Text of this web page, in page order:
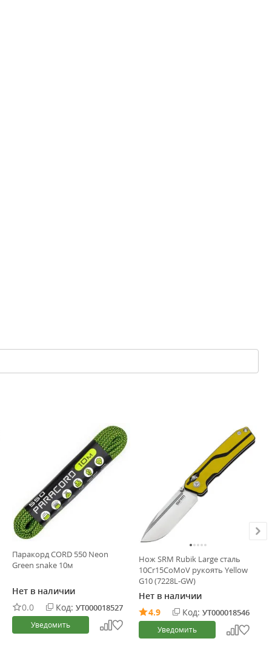
Паракорд CORD 550 Neon
Green snake 10м
Нет в наличии
0.0
Код: УТ000018527
Уведомить
Нож SRM Rubik Large сталь
10Cr15CoMoV рукоять Yellow
G10 (7228L-GW)
Нет в наличии
4.9
Код: УТ000018546
Уведомить